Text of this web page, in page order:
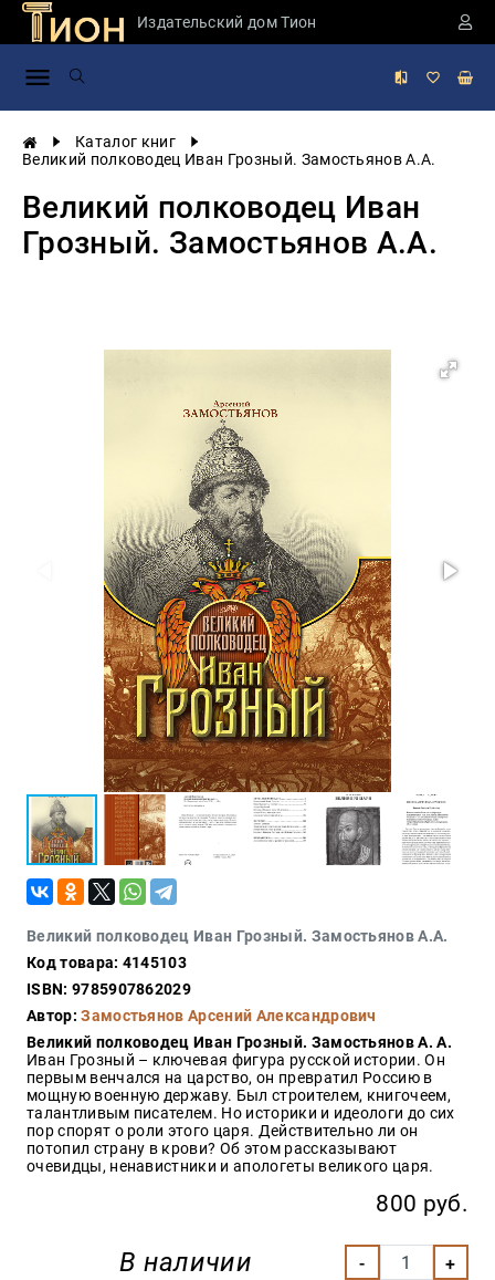
Издательский дом Тион
Каталог книг
Великий полководец Иван Грозный. Замостьянов А.А.
Великий полководец Иван
Грозный. Замостьянов А.А.
Великий полководец Иван Грозный. Замостьянов А.А.
Код товара: 4145103
ISBN: 9785907862029
Автор:Замостьянов Арсений Александрович
Великий полководец Иван Грозный. Замостьянов А. А.
Иван Грозный – ключевая фигура русской истории. Он
первым венчался на царство, он превратил Россию в
мощную военную державу. Был строителем, книгочеем,
талантливым писателем. Но историки и идеологи до сих
пор спорят о роли этого царя. Действительно ли он
потопил страну в крови? Об этом рассказывают
очевидцы, ненавистники и апологеты великого царя.
800 руб.
В наличии
Занимательная
России
история
Экономика
Учебная
Тайное и
непознанное
Философия
Военная
история
Конспирология
Политика
Религия
Туризм
Разное
Кухня,
гастрономия,
кулинария
Красота
и
здоровье
Оптовикам